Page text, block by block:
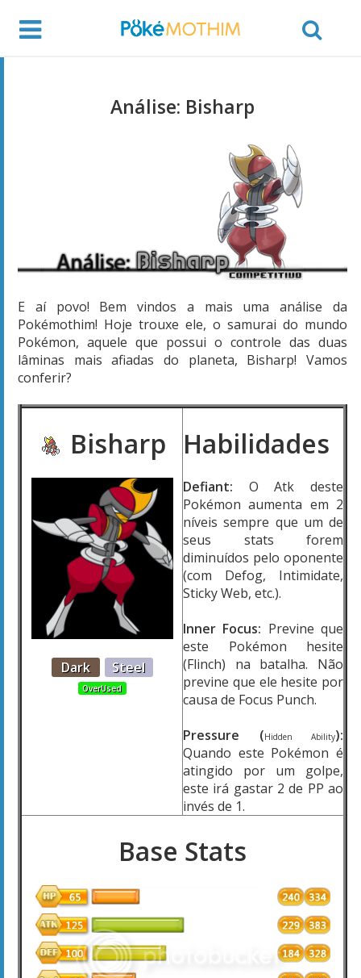
Análise: Bisharp
E aí povo! Bem vindos a mais uma análise da
Pokémothim! Hoje trouxe ele, o samurai do mundo
Pokémon, aquele que possui o controle das duas
lâminas mais afiadas do planeta, Bisharp! Vamos
conferir?
Bisharp
Dark Steel
OverUsed
Habilidades
Defiant: O Atk deste
Pokémon aumenta em 2
níveis sempre que um de
seus stats forem
diminuídos pelo oponente
(com Defog, Intimidate,
Sticky Web, etc.).
Inner Focus: Previne que
este Pokémon hesite
(Flinch) na batalha. Não
previne que ele hesite por
causa de Focus Punch.
Pressure (Hidden Ability):
Quando este Pokémon é
atingido por um golpe,
este irá gastar 2 de PP ao
invés de 1.
Base Stats